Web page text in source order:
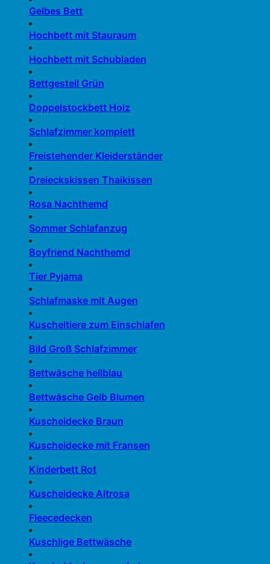
Gelbes Bett
Hochbett mit Stauraum
Hochbett mit Schubladen
Bettgestell Grün
Doppelstockbett Holz
Schlafzimmer komplett
Freistehender Kleiderständer
Dreieckskissen Thaikissen
Rosa Nachthemd
Sommer Schlafanzug
Boyfriend Nachthemd
Tier Pyjama
Schlafmaske mit Augen
Kuscheltiere zum Einschlafen
Bild Groß Schlafzimmer
Bettwäsche hellblau
Bettwäsche Gelb Blumen
Kuscheldecke Braun
Kuscheldecke mit Fransen
Kinderbett Rot
Kuscheldecke Altrosa
Fleecedecken
Kuschlige Bettwäsche